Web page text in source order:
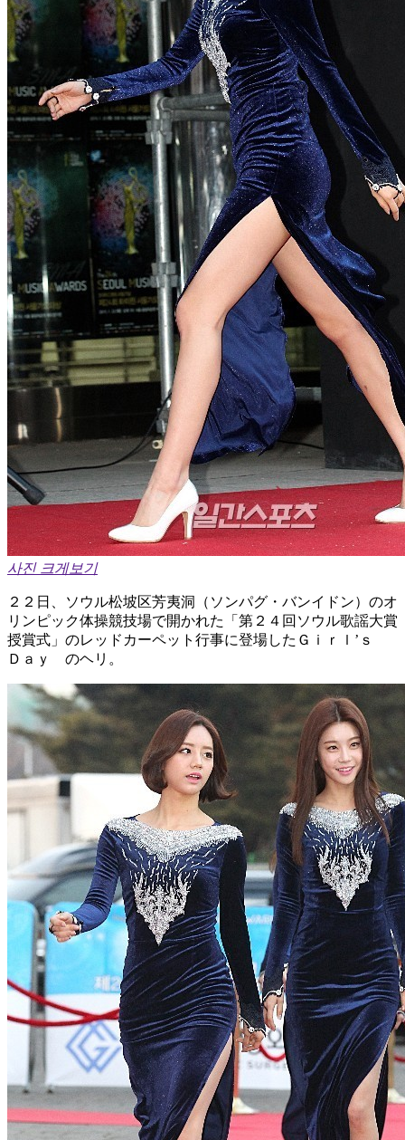
사진 크게보기
２２日、ソウル松坡区芳夷洞（ソンパグ・バンイドン）のオ
リンピック体操競技場で開かれた「第２４回ソウル歌謡大賞
授賞式」のレッドカーペット行事に登場したＧｉｒｌ’ｓ
Ｄａｙ のヘリ。